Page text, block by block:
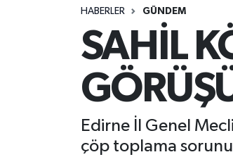
HABERLER GÜNDEM
SAHİL
Edirne İl Genel
çöp toplama
SİYASET
Süper Lig Puan Durumu ve Fikstür
Tüm Manşetler
Son Dakika Haberleri
Haber Arşivi